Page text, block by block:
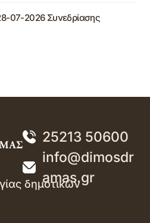
07-2026 Συνεδρίασης
25213 50600
info@dimosdr
amas.gr
δημοτικών